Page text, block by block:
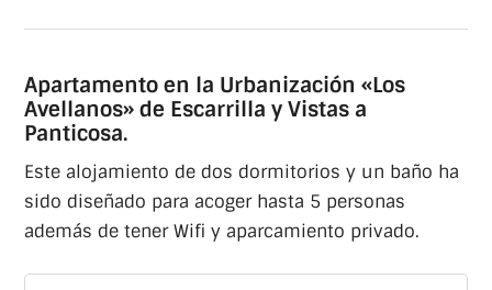
Apartamento en la Urbanización «Los
Avellanos» de Escarrilla y Vistas a
Panticosa.
Este alojamiento de dos dormitorios y un baño ha
sido diseñado para acoger hasta 5 personas
además de tener Wifi y aparcamiento privado.